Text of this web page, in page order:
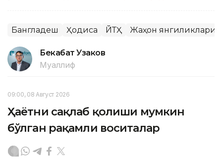
Бангладеш Ҳодиса ЙТҲ Жаҳон янгиликлари
Бекабат Узаков
Муаллиф
09:00, 08 Август 2026
Ҳаётни сақлаб қолиши мумкин
бўлган рақамли воситалар